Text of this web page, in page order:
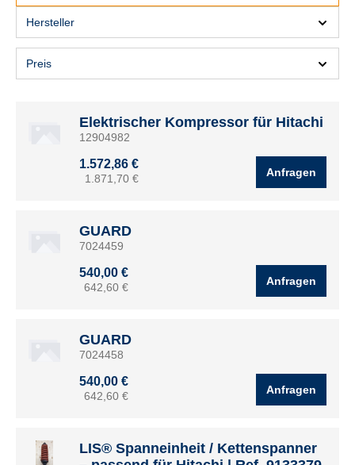
Hersteller
Preis
Elektrischer Kompressor für Hitachi
12904982
1.572,86 €
1.871,70 € Anfragen
GUARD
7024459
540,00 €
642,60 € Anfragen
GUARD
7024458
540,00 €
642,60 € Anfragen
LIS® Spanneinheit / Kettenspanner